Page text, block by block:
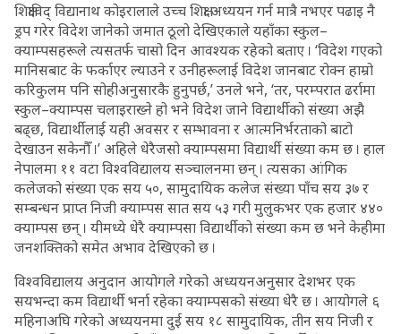
शिक्षाविद् विद्यानाथ कोइरालाले उच्च शिक्षा अध्ययन गर्न मात्रै नभएर पढाइ नै
ड्रप गरेर विदेश जानेको जमात ठूलो देखिएकाले यहाँका स्कुल–
क्याम्पसहरूले त्यसतर्फ चासो दिन आवश्यक रहेको बताए । ‘विदेश गएको
मानिसबाट के फर्काएर ल्याउने र उनीहरूलाई विदेश जानबाट रोक्न हाम्रो
करिकुलम पनि सोहीअनुसारकै हुनुपर्छ,’ उनले भने, ‘तर, परम्परात ढर्रामा
स्कुल–क्याम्पस चलाइराख्ने हो भने विदेश जाने विद्यार्थीको संख्या अझै
बढ्छ, विद्यार्थीलाई यही अवसर र सम्भावना र आत्मनिर्भरताको बाटो
देखाउन सकेनौँ ।’ अहिले धेरैजसो क्याम्पसमा विद्यार्थी संख्या कम छ । हाल
नेपालमा ११ वटा विश्वविद्यालय सञ्चालनमा छन् । त्यसका आंगिक
कलेजको संख्या एक सय ५०, सामुदायिक कलेज संख्या पाँच सय ३७ र
सम्बन्धन प्राप्त निजी क्याम्पस सात सय ५३ गरी मुलुकभर एक हजार ४४०
क्याम्पस छन् । यीमध्ये धेरै क्याम्पसा विद्यार्थीको संख्या कम छ भने केहीमा
जनशक्तिको समेत अभाव देखिएको छ ।
विश्वविद्यालय अनुदान आयोगले गरेको अध्ययनअनुसार देशभर एक
सयभन्दा कम विद्यार्थी भर्ना रहेका क्याम्पसको संख्या धेरै छ । आयोगले ६
महिनाअघि गरेको अध्ययनमा दुई सय १८ सामुदायिक, तीन सय निजी र